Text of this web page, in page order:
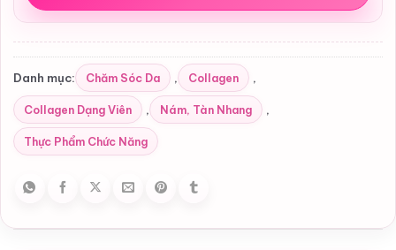
Danh mục: Chăm Sóc Da , Collagen ,
Collagen Dạng Viên , Nám, Tàn Nhang ,
Thực Phẩm Chức Năng